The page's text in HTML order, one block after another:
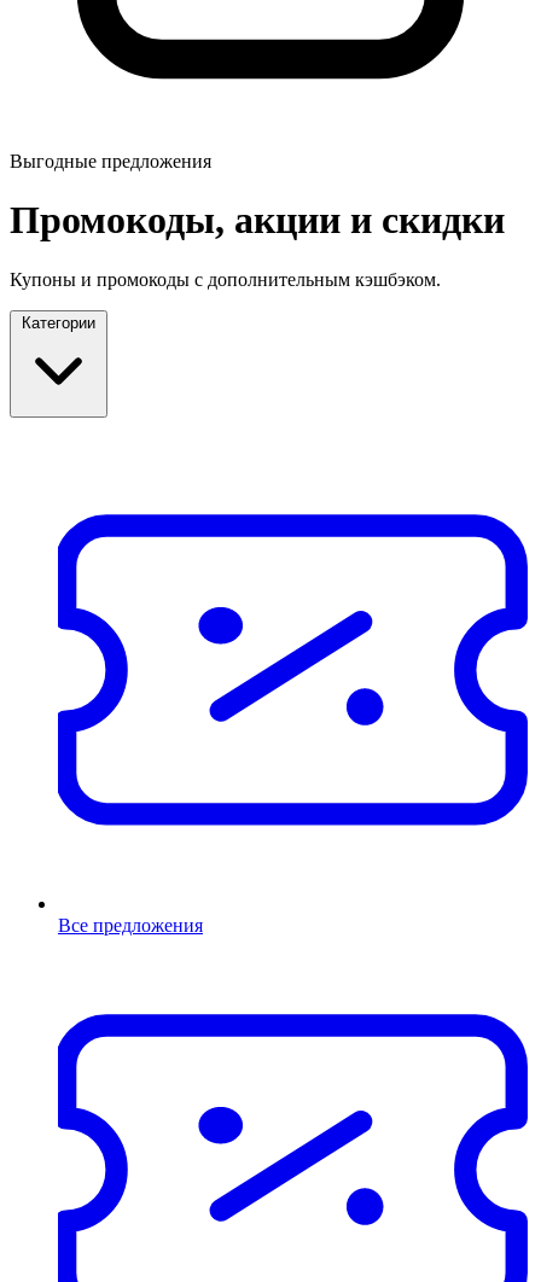
Выгодные предложения
Промокоды, акции и скидки
Купоны и промокоды с дополнительным кэшбэком.
Категории
Все предложения